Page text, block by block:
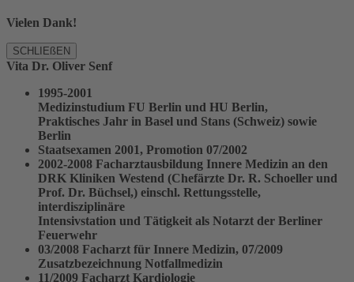
Vielen Dank!
SCHLIEßEN
Vita Dr. Oliver Senf
1995-2001
Medizinstudium FU Berlin und HU Berlin,
Praktisches Jahr in Basel und Stans (Schweiz) sowie
Berlin
Staatsexamen 2001, Promotion 07/2002
2002-2008 Facharztausbildung Innere Medizin an den
DRK Kliniken Westend (Chefärzte Dr. R. Schoeller und
Prof. Dr. Büchsel,) einschl. Rettungsstelle,
interdisziplinäre
Intensivstation und Tätigkeit als Notarzt der Berliner
Feuerwehr
03/2008 Facharzt für Innere Medizin, 07/2009
Zusatzbezeichnung Notfallmedizin
11/2009 Facharzt Kardiologie